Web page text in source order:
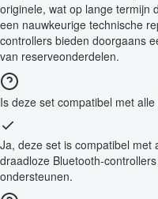
originele, wat op lange termijn
een nauwkeurige technische
controllers bieden doorgaans
van reserveonderdelen.
Is deze set compatibel met
Ja, deze set is compatibel met
draadloze Bluetooth-
ondersteunen.